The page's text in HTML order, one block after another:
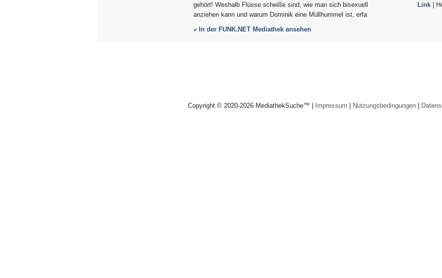
gehört! Weshalb Flüsse scheiße sind, wie man sich bisexuell
anziehen kann und warum Dominik eine Müllhummel ist, erfa
» In der FUNK.NET Mediathek ansehen
Link|
Copyright © 2020-2026 MediathekSuche™ | Impressum | Nutzungsbedingungen|